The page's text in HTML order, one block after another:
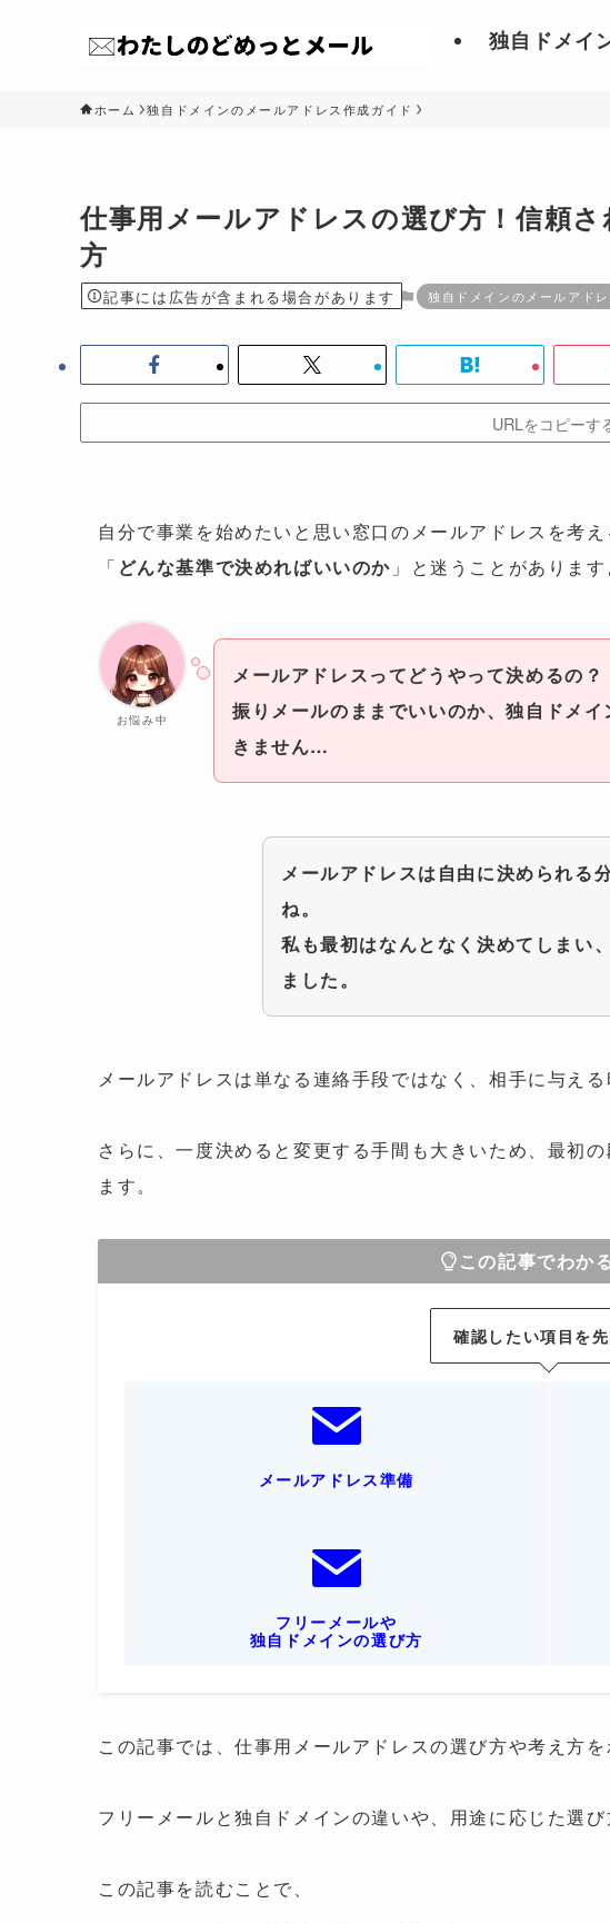
独自ドメイ
ホーム 独自ドメインのメールアドレス作成ガイド
仕事用メールアドレスの選び方！信頼
方
記事には広告が含まれる場合があります 独自ドメインのメールアド
URLをコピーす
自分で事業を始めたいと思い窓口のメールアドレスを考え
「 どんな基準で決めればいいのか 」と迷うことがあります
お悩み中
メールアドレスってどうやって決めるの？
振りメールのままでいいのか、独自ドメ
きません…
メールアドレスは自由に決められる
ね。
私も最初はなんとなく決めてしまい
ました。
メールアドレスは単なる連絡手段ではなく、相手に与え
さらに、一度決めると変更する手間も大きいため、最初
ます。
この記事でわか
確認したい項目を
メールアドレス準備
フリーメールや
独自ドメインの選び方
この記事では、仕事用メールアドレスの選び方や考え方を
フリーメールと独自ドメインの違いや、用途に応じた選び
この記事を読むことで、